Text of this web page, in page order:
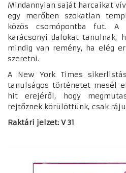
Mindannyian saját harcaikat
egy merőben szokatlan
közös csomópontba fut. A
karácsonyi dalokat tanulnak,
mindig van remény, ha elég
szeretni.
A New York Times
tanulságos történetet mesél
hit erejéről, hogy
rejtőznek körülöttünk, csak
Raktári jelzet: V 31